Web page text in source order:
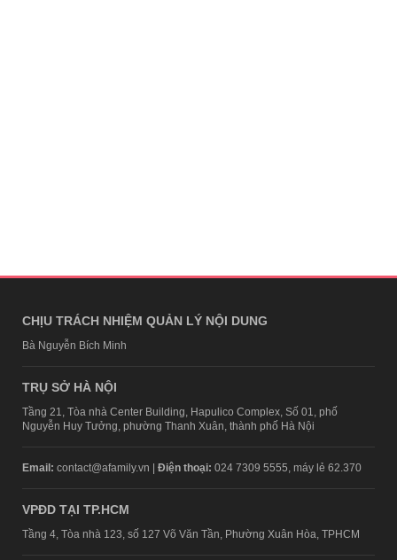
CHỊU TRÁCH NHIỆM QUẢN LÝ NỘI DUNG
Bà Nguyễn Bích Minh
TRỤ SỞ HÀ NỘI
Tầng 21, Tòa nhà Center Building, Hapulico Complex, Số 01, phố
Nguyễn Huy Tưởng, phường Thanh Xuân, thành phố Hà Nội
Email: contact@afamily.vn | Điện thoại: 024 7309 5555, máy lẻ 62.370
VPĐD TẠI TP.HCM
Tầng 4, Tòa nhà 123, số 127 Võ Văn Tần, Phường Xuân Hòa, TPHCM